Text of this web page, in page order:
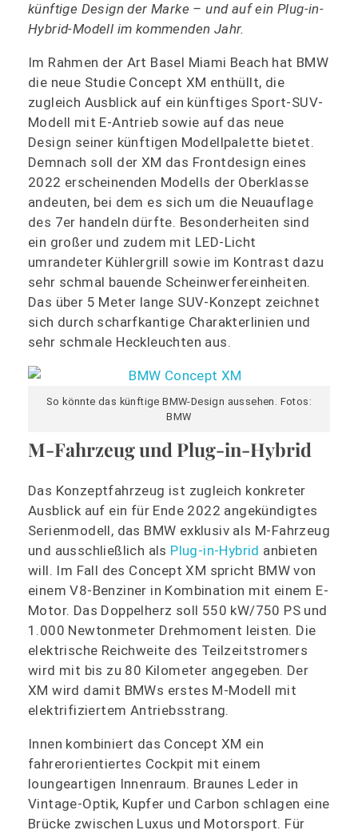
künftige Design der Marke – und auf ein Plug-in-
Hybrid-Modell im kommenden Jahr.
Im Rahmen der Art Basel Miami Beach hat BMW
die neue Studie Concept XM enthüllt, die
zugleich Ausblick auf ein künftiges Sport-SUV-
Modell mit E-Antrieb sowie auf das neue
Design seiner künftigen Modellpalette bietet.
Demnach soll der XM das Frontdesign eines
2022 erscheinenden Modells der Oberklasse
andeuten, bei dem es sich um die Neuauflage
des 7er handeln dürfte. Besonderheiten sind
ein großer und zudem mit LED-Licht
umrandeter Kühlergrill sowie im Kontrast dazu
sehr schmal bauende Scheinwerfereinheiten.
Das über 5 Meter lange SUV-Konzept zeichnet
sich durch scharfkantige Charakterlinien und
sehr schmale Heckleuchten aus.
So könnte das künftige BMW-Design aussehen. Fotos:
BMW
M-Fahrzeug und Plug-in-Hybrid
Das Konzeptfahrzeug ist zugleich konkreter
Ausblick auf ein für Ende 2022 angekündigtes
Serienmodell, das BMW exklusiv als M-Fahrzeug
und ausschließlich als Plug-in-Hybrid anbieten
will. Im Fall des Concept XM spricht BMW von
einem V8-Benziner in Kombination mit einem E-
Motor. Das Doppelherz soll 550 kW/750 PS und
1.000 Newtonmeter Drehmoment leisten. Die
elektrische Reichweite des Teilzeitstromers
wird mit bis zu 80 Kilometer angegeben. Der
XM wird damit BMWs erstes M-Modell mit
elektrifiziertem Antriebsstrang.
Innen kombiniert das Concept XM ein
fahrerorientiertes Cockpit mit einem
loungeartigen Innenraum. Braunes Leder in
Vintage-Optik, Kupfer und Carbon schlagen eine
Brücke zwischen Luxus und Motorsport. Für